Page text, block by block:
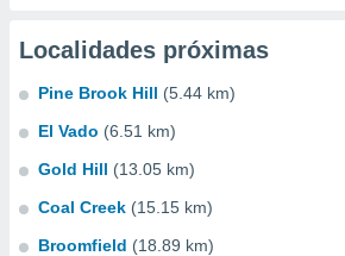
Localidades próximas
Pine Brook Hill (5.44 km)
El Vado (6.51 km)
Gold Hill (13.05 km)
Coal Creek (15.15 km)
Broomfield (18.89 km)